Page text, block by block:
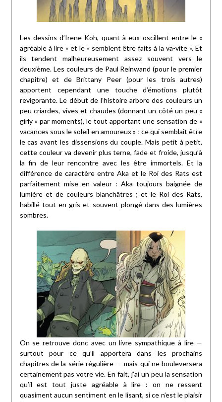
Les dessins d’Irene Koh, quant à eux oscillent entre le «
agréable à lire » et le « semblent être faits à la va-vite ». Et
ils tendent malheureusement assez souvent vers le
deuxième. Les couleurs de Paul Reinwand (pour le premier
chapitre) et de Brittany Peer (pour les trois autres)
apportent cependant une touche d’émotions plutôt
revigorante. Le début de l’histoire arbore des couleurs un
peu criardes, vives et chaudes (donnant un côté un peu «
girly » par moments), le tout apportant une sensation de «
vacances sous le soleil en amoureux » : ce qui semblait être
le cas avant les dissensions du couple. Mais petit à petit,
cette couleur va devenir plus terne, fade et froide, jusqu’à
la fin de leur rencontre avec les être immortels. Et la
différence de caractère entre Aka et le Roi des Rats est
parfaitement mise en valeur : Aka toujours baignée de
lumière et de couleurs blanchâtres ; et le Roi des Rats,
habillé tout en gris et souvent plongé dans des lumières
sombres.
On se retrouve donc avec un livre sympathique à lire —
surtout pour ce qu’il apportera dans les prochains
chapitres de la série régulière — mais qui ne bouleversera
certainement pas votre vie. En fait, j’ai un peu la sensation
qu’il est tout juste agréable à lire : on ne ressent
quasiment aucun sentiment en le lisant, si ce n’est le plaisir